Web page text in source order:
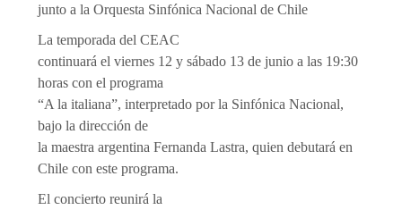
junto a la Orquesta Sinfónica Nacional de Chile
La temporada del CEAC
continuará el viernes 12 y sábado 13 de junio a las 19:30
horas con el programa
“A la italiana”, interpretado por la Sinfónica Nacional,
bajo la dirección de
la maestra argentina Fernanda Lastra, quien debutará en
Chile con este programa.
El concierto reunirá la